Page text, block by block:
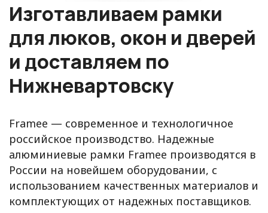
Изготавливаем рамки
для люков, окон и дверей
и доставляем по
Нижневартовску
Framee — современное и технологичное
российское производство. Надежные
алюминиевые рамки Framee производятся в
России на новейшем оборудовании, с
использованием качественных материалов и
комплектующих от надежных поставщиков.